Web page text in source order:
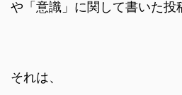
や「意識」に関して書いた投
それは、